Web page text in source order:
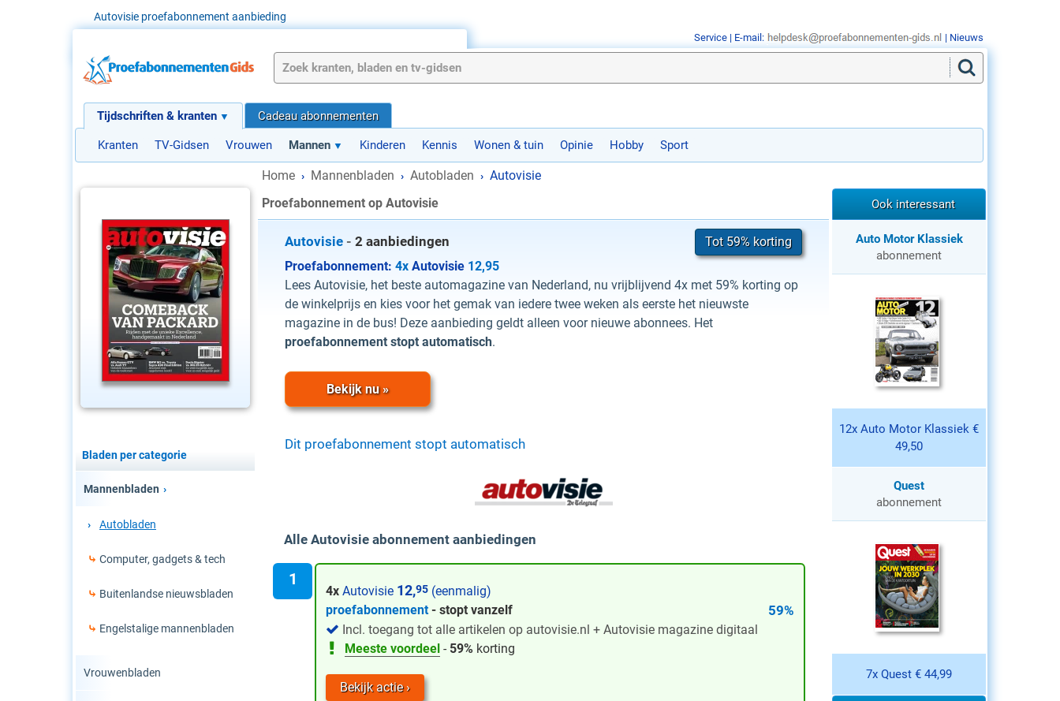
Autovisie proefabonnement aanbieding
Tijdschriften & kranten
Kranten TV-Gidsen Vrouwen Mannen Kinderen Kennis Wonen & tuin Opinie Hobby Sport
Cadeau abonnementen
Home › Mannenbladen › Autobladen › Autovisie
Bladen per categorie
Mannenbladen
Autobladen
Computer, gadgets & tech
Buitenlandse nieuwsbladen
Engelstalige mannenbladen
Vrouwenbladen
Proefabonnement op Autovisie
Tot 59% korting
Autovisie - 2 aanbiedingen
Proefabonnement: 4x Autovisie 12,95
Lees Autovisie, het beste automagazine van Nederland, nu vrijblijvend 4x met 59% korting op
de winkelprijs en kies voor het gemak van iedere twee weken als eerste het nieuwste
magazine in de bus! Deze aanbieding geldt alleen voor nieuwe abonnees. Het
proefabonnement stopt automatisch.
Bekijk nu »
Dit proefabonnement stopt automatisch
Alle Autovisie abonnement aanbiedingen
4x Autovisie 12,95 (eenmalig)
proefabonnement
59%
- stopt vanzelf
Incl. toegang tot alle artikelen op autovisie.nl + Autovisie magazine digitaal
Meeste voordeel - 59% korting
Bekijk actie
Ook interessant
Auto Motor Klassiek
abonnement
12x Auto Motor Klassiek €
49,50
Quest
abonnement
7x Quest € 44,99
Service | E-mail: | Nieuws